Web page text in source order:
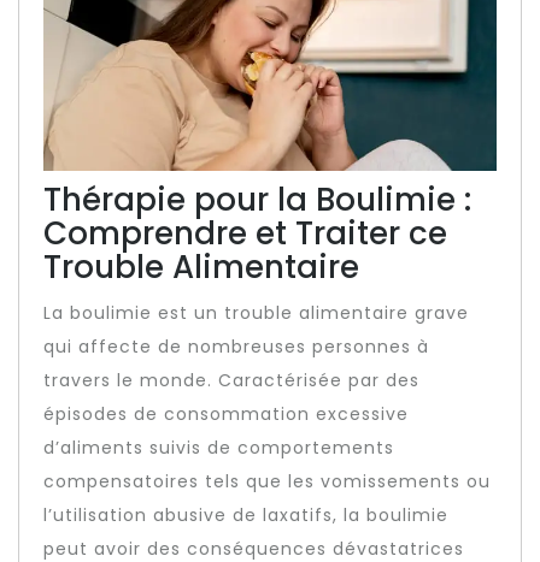
Thérapie pour la Boulimie :
Comprendre et Traiter ce
Trouble Alimentaire
La boulimie est un trouble alimentaire grave
qui affecte de nombreuses personnes à
travers le monde. Caractérisée par des
épisodes de consommation excessive
d’aliments suivis de comportements
compensatoires tels que les vomissements ou
l’utilisation abusive de laxatifs, la boulimie
peut avoir des conséquences dévastatrices